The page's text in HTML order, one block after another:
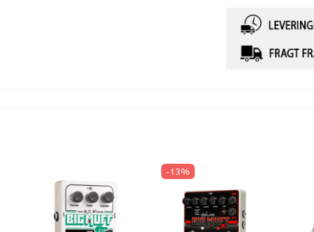
-13%